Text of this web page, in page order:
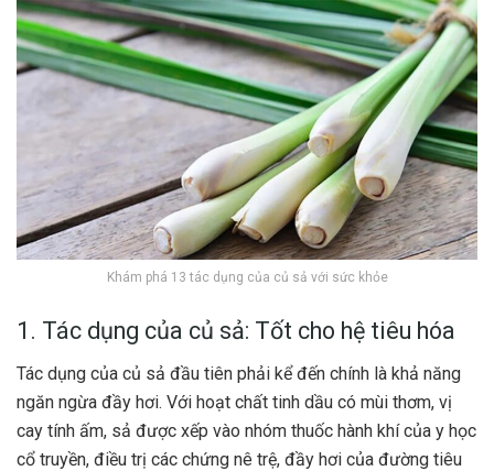
Khám phá 13 tác dụng của củ sả với sức khỏe
1. Tác dụng của củ sả: Tốt cho hệ tiêu hóa
Tác dụng của củ sả đầu tiên phải kể đến chính là khả năng
ngăn ngừa đầy hơi. Với hoạt chất tinh dầu có mùi thơm, vị
cay tính ấm, sả được xếp vào nhóm thuốc hành khí của y học
cổ truyền, điều trị các chứng nê trệ, đầy hơi của đường tiêu